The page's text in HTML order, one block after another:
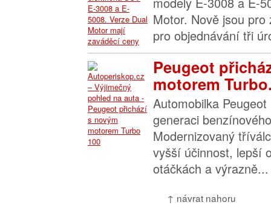
Motor. Nově jsou
pro objednávání tři
Peugeot
motorem
Automobilka
generaci
Modernizovaný
vyšší účinnost, lepší
otáčkách a výrazně...
↑ návrat nahoru